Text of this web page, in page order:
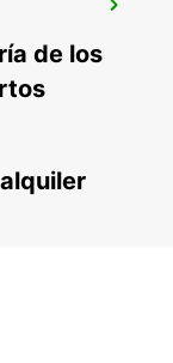
de los